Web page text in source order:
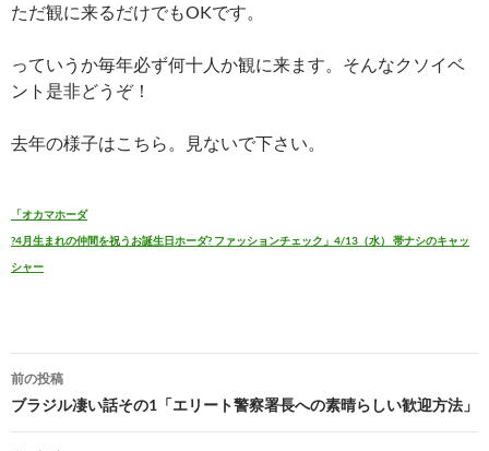
ただ観に来るだけでもOKです。
っていうか毎年必ず何十人か観に来ます。そんなクソイベ
ント是非どうぞ！
去年の様子はこちら。見ないで下さい。
「オカマホーダ
?4月生まれの仲間を祝うお誕生日ホーダ? ファッションチェック」4/13（水） 帯ナシのキャッ
シャー
投
稿
前の投稿
ブラジル凄い話その1「エリート警察署長への素晴らしい歓迎方法」